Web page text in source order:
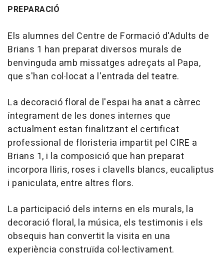
PREPARACIÓ
Els alumnes del Centre de Formació d'Adults de
Brians 1 han preparat diversos murals de
benvinguda amb missatges adreçats al Papa,
que s'han col·locat a l'entrada del teatre.
La decoració floral de l'espai ha anat a càrrec
íntegrament de les dones internes que
actualment estan finalitzant el certificat
professional de floristeria impartit pel CIRE a
Brians 1, i la composició que han preparat
incorpora lliris, roses i clavells blancs, eucaliptus
i paniculata, entre altres flors.
La participació dels interns en els murals, la
decoració floral, la música, els testimonis i els
obsequis han convertit la visita en una
experiència construïda col·lectivament.